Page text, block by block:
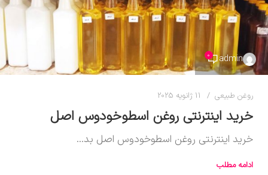
admin
0
روغن طبیعی 11 ژانویه 2025
خرید اینترنتی روغن اسطوخودوس اصل
خرید اینترنتی روغن اسطوخودوس اصل بد...
ادامه مطلب